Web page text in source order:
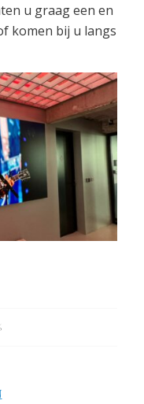
u graag een en
komen bij u langs